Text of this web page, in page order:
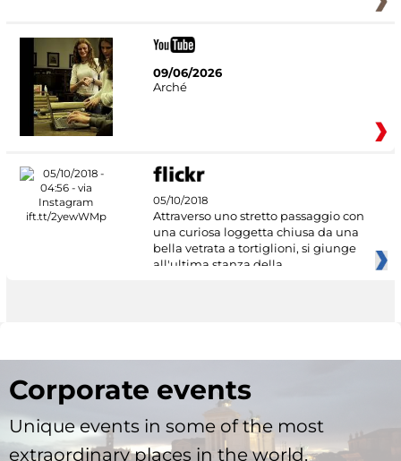
09/06/2026
Arché
05/10/2018
Attraverso uno stretto passaggio con
una curiosa loggetta chiusa da una
bella vetrata a tortiglioni, si giunge
all'ultima stanza della
Corporate events
Unique events in some of the most
extraordinary places in the world.